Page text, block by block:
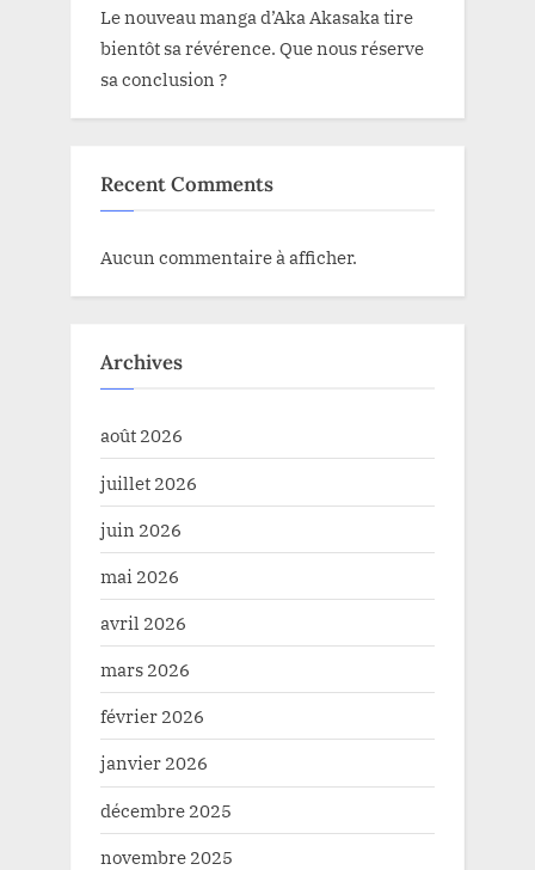
Le nouveau manga d’Aka Akasaka tire
bientôt sa révérence. Que nous réserve
sa conclusion ?
Recent Comments
Aucun commentaire à afficher.
Archives
août 2026
juillet 2026
juin 2026
mai 2026
avril 2026
mars 2026
février 2026
janvier 2026
décembre 2025
novembre 2025